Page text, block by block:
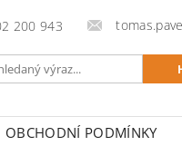
200 943
OBCHODNÍ PODMÍNKY